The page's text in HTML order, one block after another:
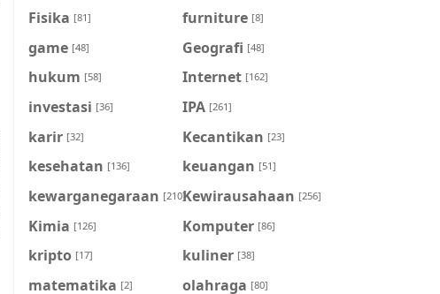
Fisika [81] furniture [8]
game [48] Geografi [48]
hukum [58] Internet [162]
investasi [36] IPA [261]
karir [32] Kecantikan [23]
kesehatan [136] keuangan [51]
kewarganegaraan [210]Kewirausahaan [256]
Kimia [126] Komputer [86]
kripto [17] kuliner [38]
matematika [2] olahraga [80]